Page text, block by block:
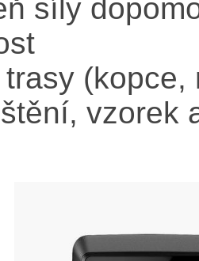
síly
trasy
vzorek